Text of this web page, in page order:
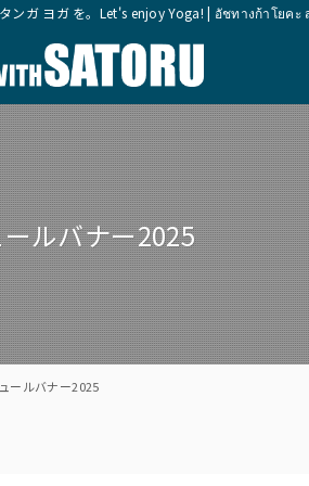
ンガ ヨガ を。Let's enjoy Yoga! | อัชทางก้าโย
ルバナー2025
ールバナー2025